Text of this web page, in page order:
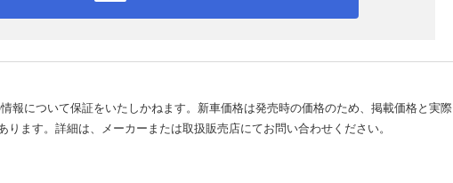
報について保証をいたしかねます。新車価格は発売時の価格のため、掲載価格と実際
ります。詳細は、メーカーまたは取扱販売店にてお問い合わせください。